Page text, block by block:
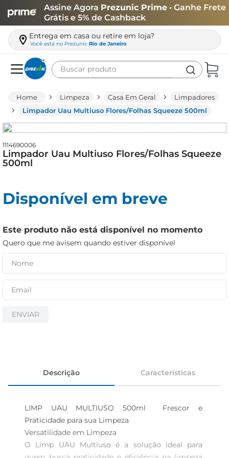
Assine Agora Prezunic Prime • Ganhe Frete
Grátis e 5% de Cashback
Entrega em casa ou retire em loja?
Você está no Prezunic Rio de Janeiro
Buscar produto
Limpeza Casa Em Geral
Limpadores
Limpador Uau Multiuso Flores/Folhas Squeeze 500ml
1114690006
Limpador Uau Multiuso Flores/Folhas Squeeze
500ml
Disponível em breve
Este produto não está disponível no momento
Quero que me avisem quando estiver disponível
ENVIAR
Descrição Características
LIMP UAU MULTIUSO 500ml  Frescor e
Praticidade para sua Limpeza
Versatilidade em Limpeza
O Limp UAU Multiuso é a solução ideal para
leite
queijo
azeite
iogurte
papel higiênico
cerveja